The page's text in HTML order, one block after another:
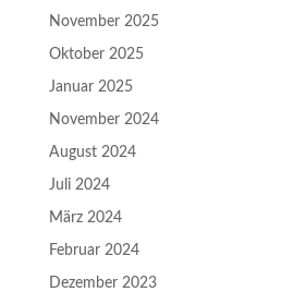
November 2025
Oktober 2025
Januar 2025
November 2024
August 2024
Juli 2024
März 2024
Februar 2024
Dezember 2023